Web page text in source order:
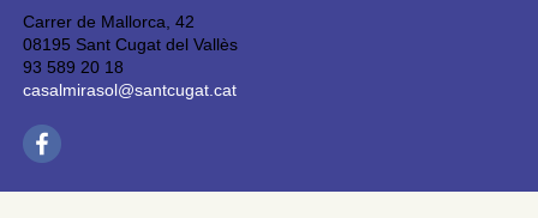
Carrer de Mallorca, 42
08195 Sant Cugat del Vallès
93 589 20 18
casalmirasol@santcugat.cat